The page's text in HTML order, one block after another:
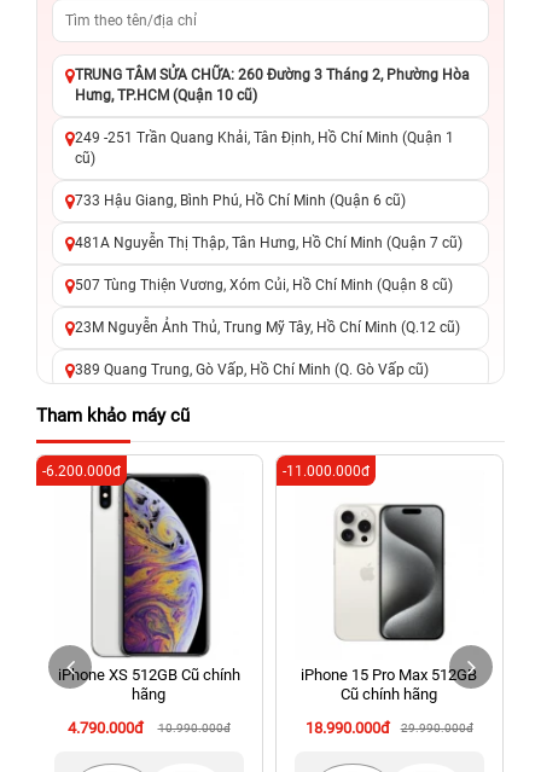
TRUNG TÂM SỬA CHỮA: 260 Đường 3 Tháng 2, Phường Hòa
Hưng, TP.HCM (Quận 10 cũ)
249 -251 Trần Quang Khải, Tân Định, Hồ Chí Minh (Quận 1
cũ)
733 Hậu Giang, Bình Phú, Hồ Chí Minh (Quận 6 cũ)
481A Nguyễn Thị Thập, Tân Hưng, Hồ Chí Minh (Quận 7 cũ)
507 Tùng Thiện Vương, Xóm Củi, Hồ Chí Minh (Quận 8 cũ)
23M Nguyễn Ảnh Thủ, Trung Mỹ Tây, Hồ Chí Minh (Q.12 cũ)
389 Quang Trung, Gò Vấp, Hồ Chí Minh (Q. Gò Vấp cũ)
625 - 625A Âu Cơ, Tân Phú, Hồ Chí Minh (Quận Tân Phú cũ)
326 Lê Văn Việt, Tăng Nhơn Phú, Hồ Chí Minh (Q.9 TP. Thủ
Đức cũ)
256 Võ Văn Ngân, Thủ Đức, Hồ Chí Minh (Bình Thọ, TP. Thủ
Đức Cũ)
70 Nguyễn An Ninh, Dĩ An, Hồ Chí Minh (Bình Dương Cũ)
24h Vũng Tàu: 162A Ba Cu, Vũng Tàu, Hồ Chí Minh (TP. Vũng
Tàu cũ)
198 Hoàng Văn Thụ, Tân Sơn Nhất, Hồ Chí Minh (Tân Bình
Tham khảo máy cũ
iPhone XS 512GB Cũ chính
hãng
4.790.000đ
10.990.000đ
-6.200.000đ
iPhone 15 Pro Max 512GB
Cũ chính hãng
18.990.000đ
29.990.000đ
-11.000.000đ